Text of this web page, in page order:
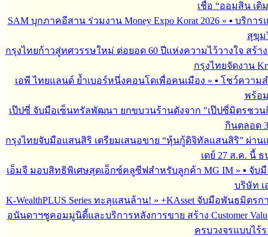
เชื่อ “ออมสิน เติ
SAM บุกภาคอีสาน ร่วมงาน Money Expo Korat 2026» ▪︎ บริกา
สุขุม
กรุงไทยก้าวสู่ทศวรรษใหม่ ต่อยอด 60 ปีแห่งความไว้วางใจ สร้
กรุงไทยจัดงาน
เอพี ไทยแลนด์ ย้ำเบอร์หนึ่งคอนโดเพื่อคนเมือง » ▪︎ โชว์ความ
พร้อ
เป๊ปซี่ จับมือเซ็นทรัลพัฒนา ยกขบวนร้านดังจาก "เป๊ปซี่มิตรชว
กินตลอด
กรุงไทยจับมือแสนสิริ เตรียมเสนอขาย “หุ้นกู้ดิจิทัลแสนสิริ” ผ่าน
เดย์ 27 ส.ค. นี้
เอ็มจี มอบสิทธิพิเศษสุดเอ็กซ์คลูซีฟสำหรับลูกค้า MG IM» ▪︎ จับ
บริษัท เ
K-WealthPLUS Series ทะลุแสนล้าน! » +KAsset จับมือพันธมิตรการ
อนันดาฯชูคอมมูนิตี้และบริการหลังการขาย สร้าง Customer
ครบวงจรแบบไร้